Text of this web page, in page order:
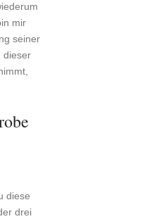
mir
seiner
dieser
diese
drei